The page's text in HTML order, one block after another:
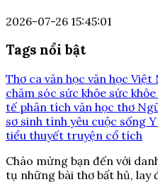
2026-07-26 15:45:01
Tags nổi bật
Thơ ca văn học văn học Việt
chăm sóc sức khỏe sức
tế phân tích văn học thơ
sơ sinh tình yêu cuộc sống
tiểu thuyết truyện cổ tích
Chào mừng bạn đến với
tụ những bài thơ bất hủ, lay